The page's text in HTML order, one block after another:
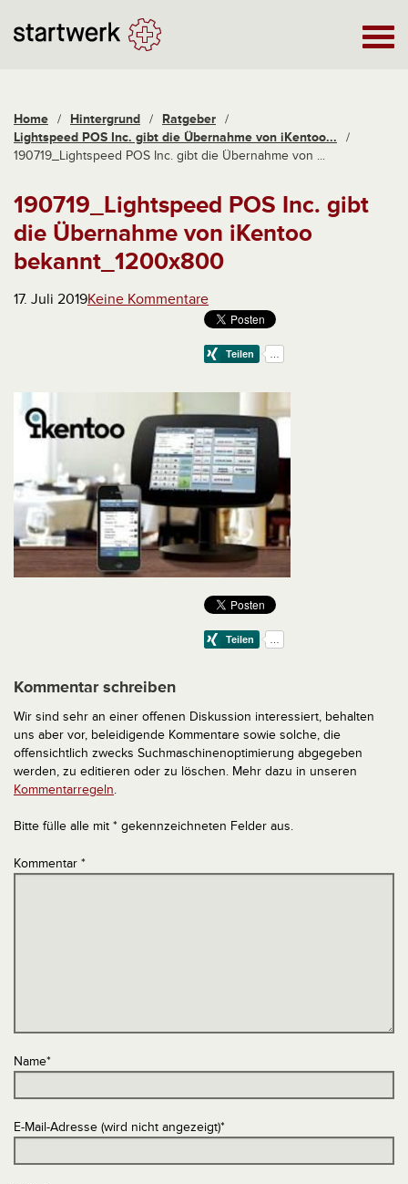
Home / Hintergrund / Ratgeber /
Lightspeed POS Inc. gibt die Übernahme von iKentoo...
/
190719_Lightspeed POS Inc. gibt die Übernahme von ...
190719_Lightspeed POS Inc. gibt
die Übernahme von iKentoo
bekannt_1200x800
17. Juli 2019Keine Kommentare
Kommentar schreiben
Wir sind sehr an einer offenen Diskussion interessiert, behalten
uns aber vor, beleidigende Kommentare sowie solche, die
offensichtlich zwecks Suchmaschinenoptimierung abgegeben
werden, zu editieren oder zu löschen. Mehr dazu in unseren
Kommentarregeln.
Bitte fülle alle mit * gekennzeichneten Felder aus.
Kommentar *
Name*
E-Mail-Adresse (wird nicht angezeigt)*